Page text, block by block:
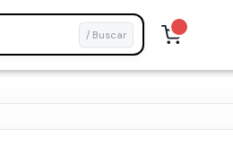
/ Buscar